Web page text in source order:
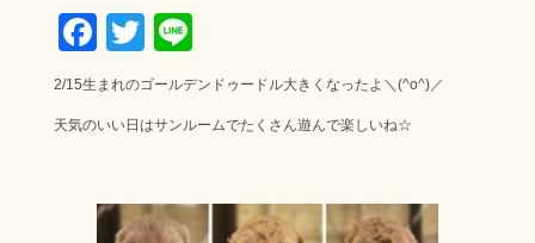
F
ac
e
b
ok
T
wi
tt
er
Li
ne
2/15生まれのゴールデンドゥードル大きくなったよ＼(^o^)／
天気のいい日はサンルームでたくさん遊んで楽しいね☆